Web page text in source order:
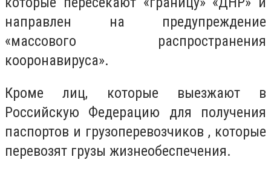
направлен на предупреждение
«массового распространения
кооронавируса».
Кроме лиц, которые выезжают в
Российскую Федерацию для получения
паспортов и грузоперевозчиков , которые
перевозят грузы жизнеобеспечения.